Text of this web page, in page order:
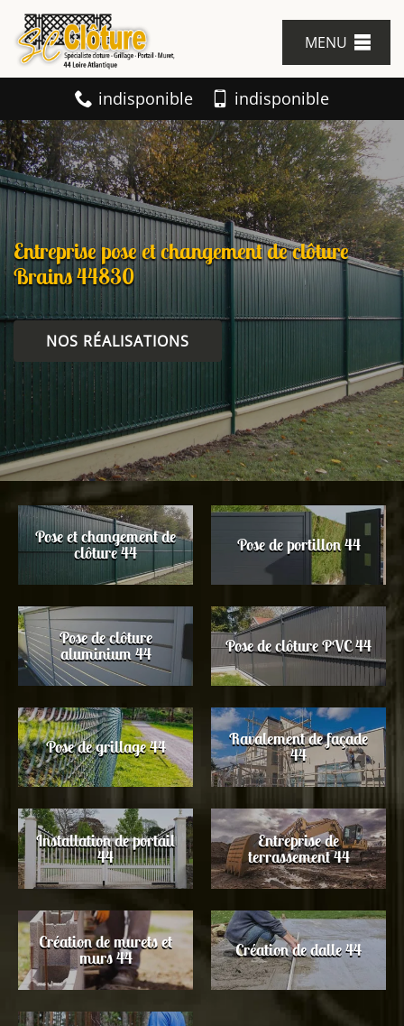
MENU
indisponible indisponible
Entreprise pose et changement de clôture
Brains 44830
NOS RÉALISATIONS
Pose et changement de
clôture 44 Pose de portillon 44
Pose de clôture
aluminium 44 Pose de clôture PVC 44
Pose de grillage 44 Ravalement de façade
44
Installation de portail
44
Entreprise de
terrassement 44
Création de murets et
murs 44 Création de dalle 44